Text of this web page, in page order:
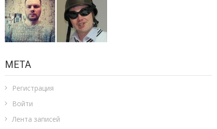
МЕТА
Регистрация
Войти
Лента записей